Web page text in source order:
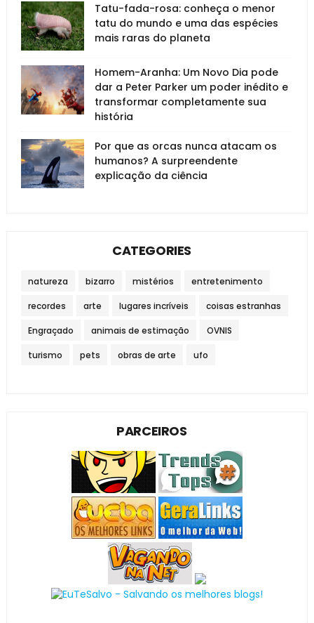
Tatu-fada-rosa: conheça o menor
tatu do mundo e uma das espécies
mais raras do planeta
Homem-Aranha: Um Novo Dia pode
dar a Peter Parker um poder inédito e
transformar completamente sua
história
Por que as orcas nunca atacam os
humanos? A surpreendente
explicação da ciência
CATEGORIES
natureza bizarro mistérios entretenimento
recordes arte lugares incríveis coisas estranhas
Engraçado animais de estimação OVNIS
turismo pets obras de arte ufo
PARCEIROS